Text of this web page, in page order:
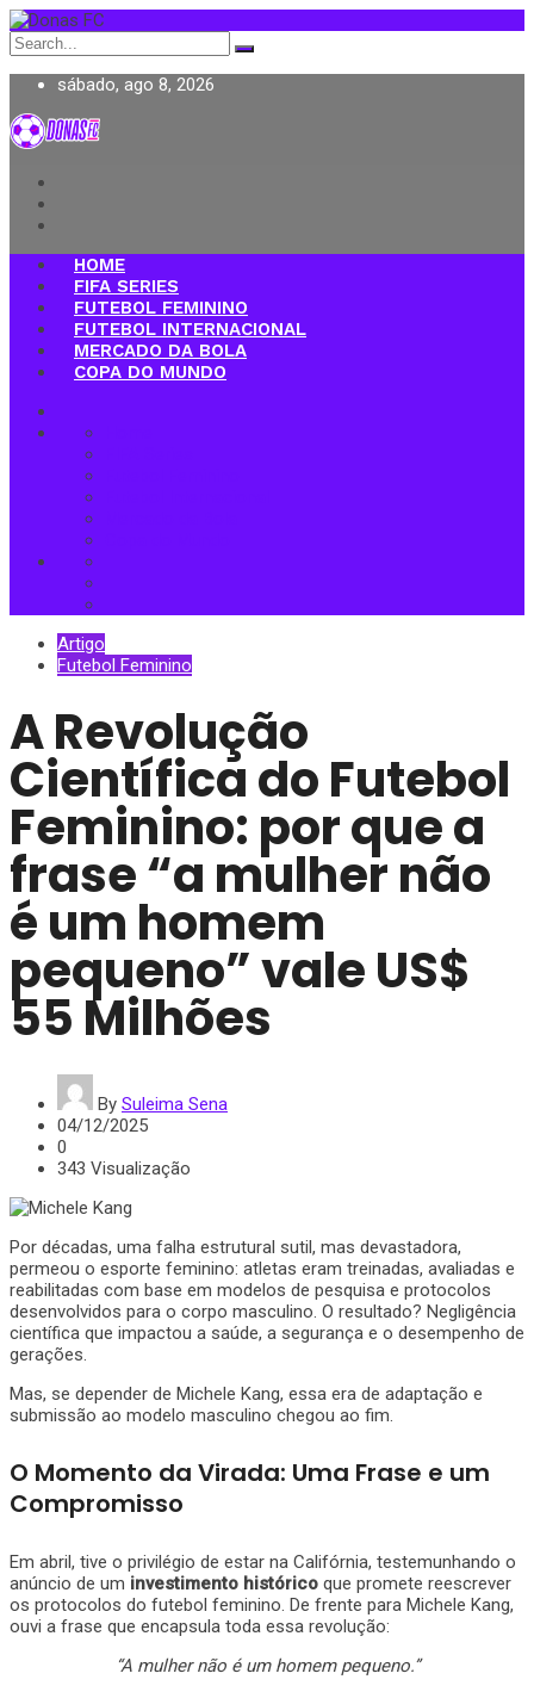
Search
for:
sábado, ago 8, 2026
Donas FC
HOME
FIFA SERIES
FUTEBOL FEMININO
FUTEBOL INTERNACIONAL
MERCADO DA BOLA
COPA DO MUNDO
Artigo
Futebol Feminino
A Revolução
Científica do Futebol
Feminino: por que a
frase “a mulher não
é um homem
pequeno” vale US$
55 Milhões
By Suleima Sena
04/12/2025
0
343 Visualização
Por décadas, uma falha estrutural sutil, mas devastadora,
permeou o esporte feminino: atletas eram treinadas, avaliadas e
reabilitadas com base em modelos de pesquisa e protocolos
desenvolvidos para o corpo masculino. O resultado? Negligência
científica que impactou a saúde, a segurança e o desempenho de
gerações.
Mas, se depender de Michele Kang, essa era de adaptação e
submissão ao modelo masculino chegou ao fim.
O Momento da Virada: Uma Frase e um
Compromisso
Em abril, tive o privilégio de estar na Califórnia, testemunhando o
anúncio de um investimento histórico que promete reescrever
os protocolos do futebol feminino. De frente para Michele Kang,
ouvi a frase que encapsula toda essa revolução:
“A mulher não é um homem pequeno.”